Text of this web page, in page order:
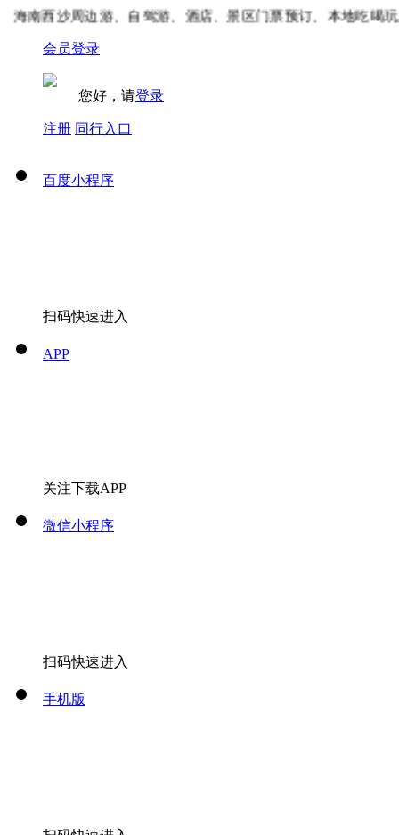
南西沙周边游、自驾游、酒店、景区门票预订、本地吃喝玩乐
会员登录
您好，请登录
注册 同行入口
百度小程序
APP
扫码快速进入
微信